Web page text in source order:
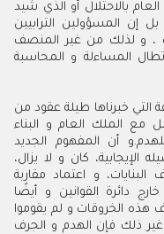
بالاحتلال أو الذي شيد
إن المسؤولين الترابيين
، و لذلك من غير المنصف
المساءلة و المحاسبة
التي خبرناها طيلة عقود من
مع الملك العام و
البناء
.و أن المفهوم
الجديد
الإيجابية، كان و لا يزال،
البنايات، و اعتماد
مقاربة
خارج دائرة القوانين و
أيضًا
هذه الخروقات و لم يقوموا
غير ذلك فإن الهدم و الجرف